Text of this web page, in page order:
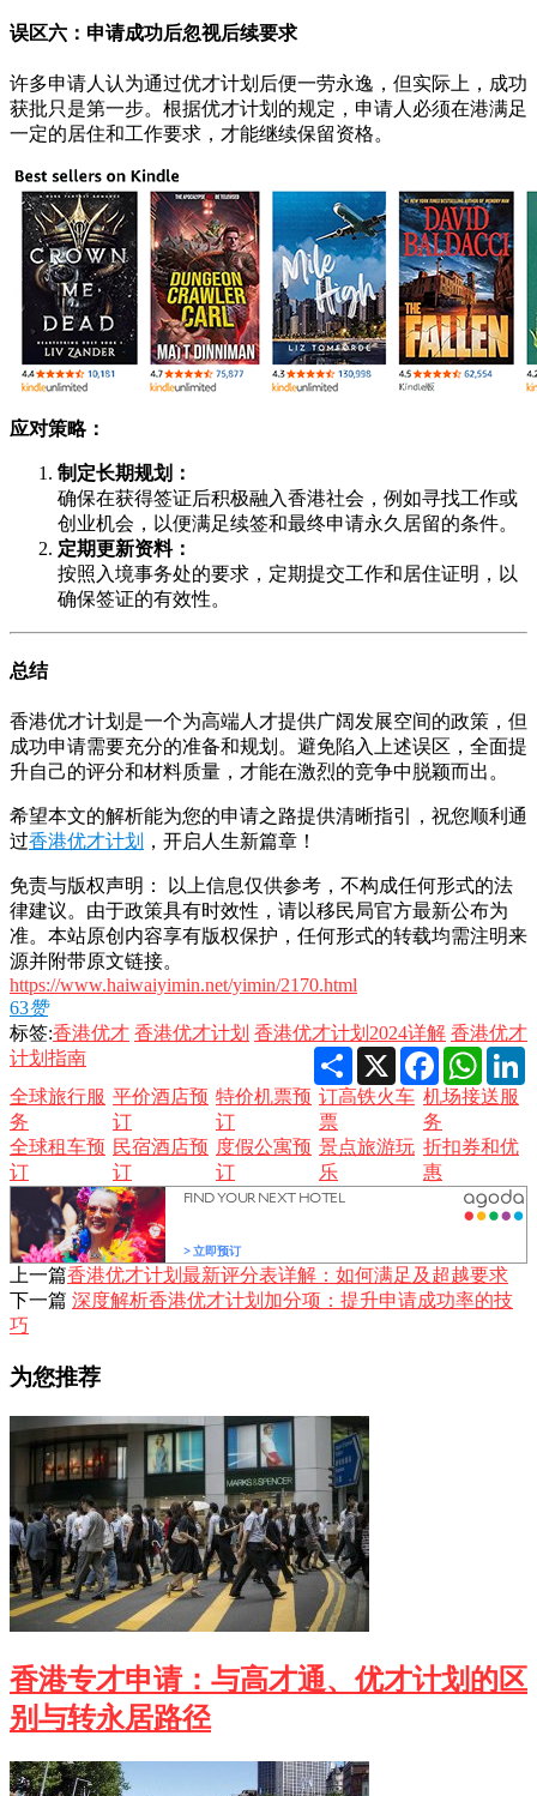
误区六：申请成功后忽视后续要求
许多申请人认为通过优才计划后便一劳永逸，但实际上，成功
获批只是第一步。根据优才计划的规定，申请人必须在港满足
一定的居住和工作要求，才能继续保留资格。
应对策略：
制定长期规划：
确保在获得签证后积极融入香港社会，例如寻找工作或
创业机会，以便满足续签和最终申请永久居留的条件。
定期更新资料：
按照入境事务处的要求，定期提交工作和居住证明，以
确保签证的有效性。
总结
香港优才计划是一个为高端人才提供广阔发展空间的政策，但
成功申请需要充分的准备和规划。避免陷入上述误区，全面提
升自己的评分和材料质量，才能在激烈的竞争中脱颖而出。
希望本文的解析能为您的申请之路提供清晰指引，祝您顺利通
过香港优才计划 ，开启人生新篇章！
免责与版权声明： 以上信息仅供参考，不构成任何形式的法
律建议。由于政策具有时效性，请以移民局官方最新公布为
准。本站原创内容享有版权保护，任何形式的转载均需注明来
源并附带原文链接。
https://www.haiwaiyimin.net/yimin/2170.html
63赞
标签:香港优才 香港优才计划 香港优才计划2024详解 香港优才
计划指南
Share X Facebook
全球旅行服
务
平价酒店预
订
特价机票预
订
订高铁火车
票
机场接送服
务
全球租车预
订
民宿酒店预
订
度假公寓预
订
景点旅游玩
乐
折扣券和优
惠
上一篇香港优才计划最新评分表详解：如何满足及超越要求
下一篇 深度解析香港优才计划加分项：提升申请成功率的技
巧
为您推荐
香港专才申请：与高才通、优才计划的区
别与转永居路径